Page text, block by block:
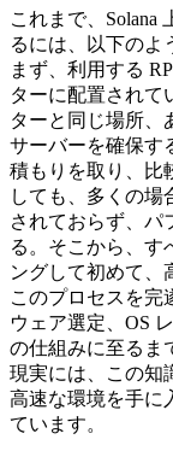
これまで、Solana
るには、以下のよ
まず、利用する
ターに配置されて
ターと同じ場所、
サーバーを確保す
積もりを取り、比
しても、多くの場
されておらず、パ
る。そこから、す
ングして初めて、
このプロセスを完
ウェア選定、OS
の仕組みに至るま
現実には、この知
高速な環境を手に
ています。